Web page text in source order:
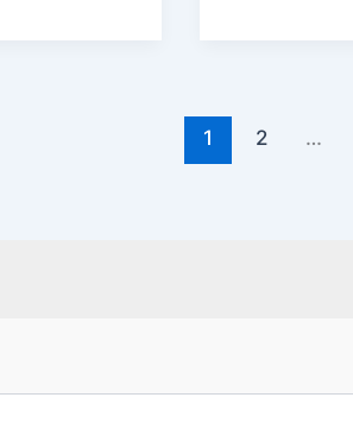
1 2 …